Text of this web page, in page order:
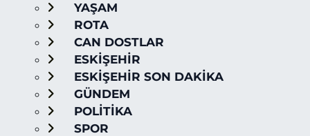
YAŞAM
ROTA
CAN DOSTLAR
ESKİŞEHİR
ESKİŞEHİR SON DAKİKA
GÜNDEM
POLİTİKA
SPOR